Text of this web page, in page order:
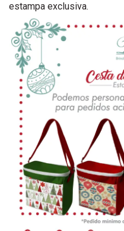
estampa exclusiva.